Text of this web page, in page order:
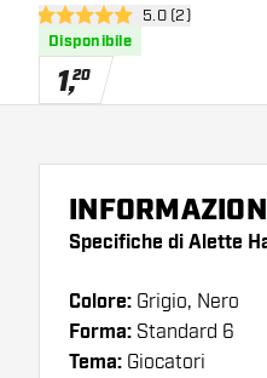
apri pannello
5 stelle di valutazione
5.0 (2)
Disponibile
1,20
Specifiche di Alette
Colore: Grigio, Nero
Forma: Standard 6
Tema: Giocatori